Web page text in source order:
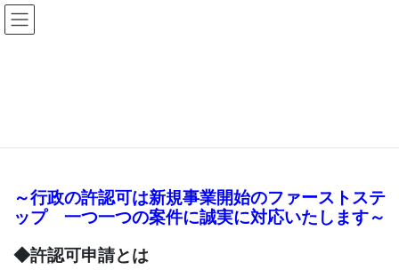
コ
ン
ナ
ビ
～行政の許認可は新規事業開始のファーストステ
ップ 一つ一つの案件に誠実に対応いたします～
◆許認可申請とは